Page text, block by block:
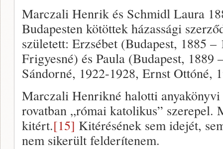
Marczali Henrik és Schmidl Laura
Budapesten kötöttek házassági
született: Erzsébet (Budapest, 1885
Frigyesné) és Paula (Budapest, 1889
Sándorné, 1922-1928, Ernst Ottóné,
Marczali Henrikné halotti anyakönyvi
rovatban „római katolikus” szerepel.
kitért.[15] Kitérésének sem idejét,
nem sikerült felderítenem.